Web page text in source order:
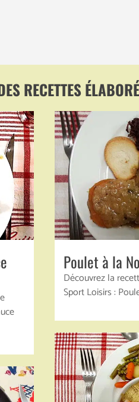
RECETTES
Poulet à la
Découvrez la
Sport Loisirs :